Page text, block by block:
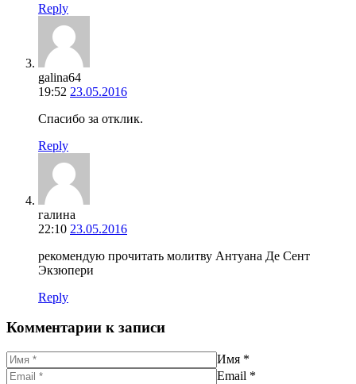
Reply
galina64
19:52 23.05.2016
Спасибо за отклик.
Reply
галина
22:10 23.05.2016
рекомендую прочитать молитву Антуана Де Сент
Экзюпери
Reply
Комментарии к записи
Имя *
Email *